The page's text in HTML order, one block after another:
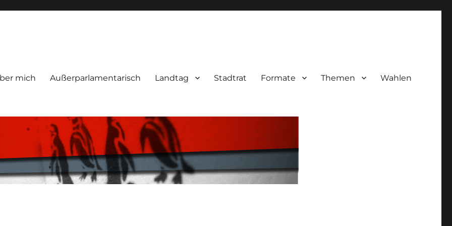
mich Außerparlamentarisch Landtag Stadtrat Formate Themen Wahlen